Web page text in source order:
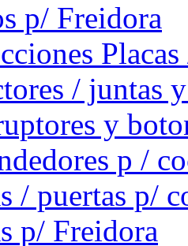
p/ Freidora
/ juntas
y
p /
/ puertas p/
p/ Freidora